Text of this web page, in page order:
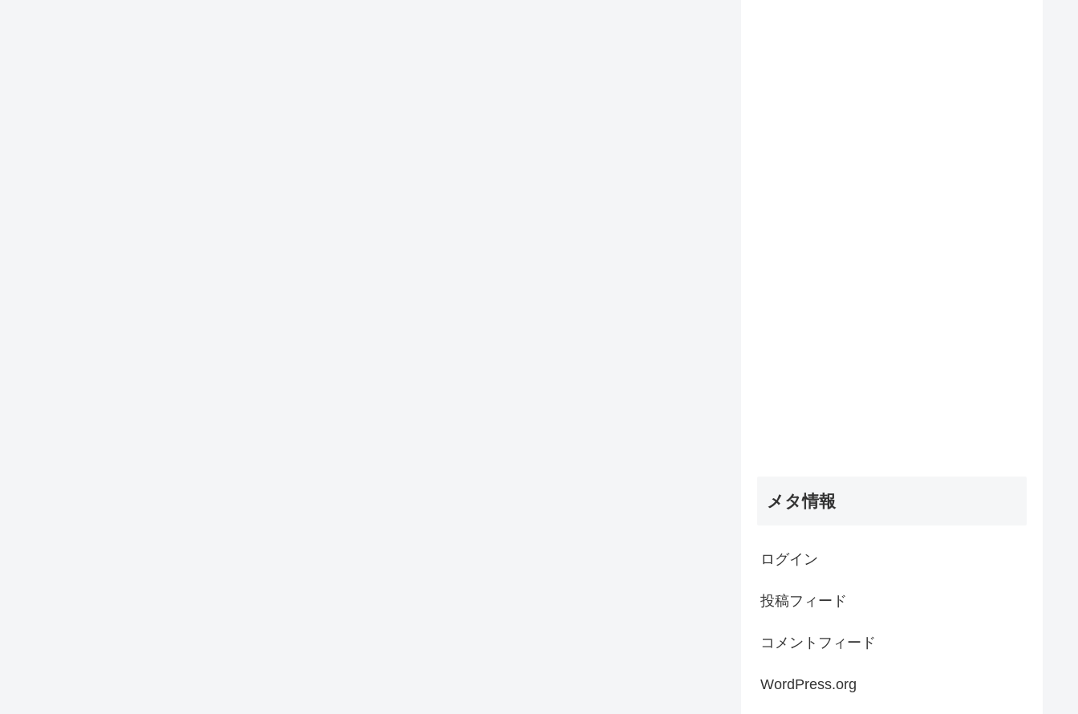
メタ情報
ログイン
投稿フィード
コメントフィード
WordPress.org